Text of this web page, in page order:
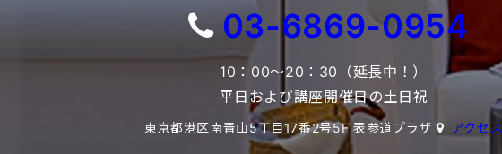
03-6869-0954
10：00～20：30（延長中！）
平日および講座開催日の土日祝
東京都港区南青山5丁目17番2号5F 表参道プラザ アクセス